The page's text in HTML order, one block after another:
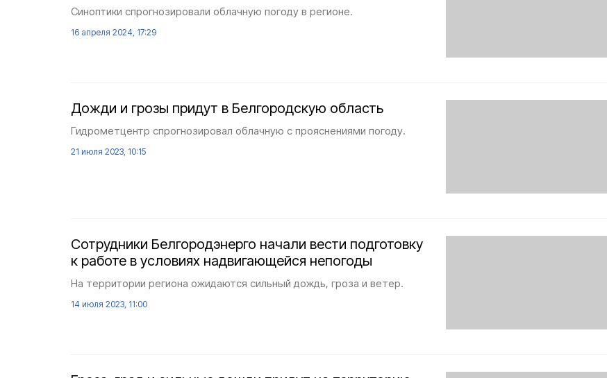
Синоптики спрогнозировали облачную погоду в регионе.
16 апреля 2024, 17:29
Дожди и грозы придут в Белгородскую область
Гидрометцентр спрогнозировал облачную с прояснениями погоду.
21 июля 2023, 10:15
Сотрудники Белгородэнерго начали вести подготовку
к работе в условиях надвигающейся непогоды
На территории региона ожидаются сильный дождь, гроза и ветер.
14 июля 2023, 11:00